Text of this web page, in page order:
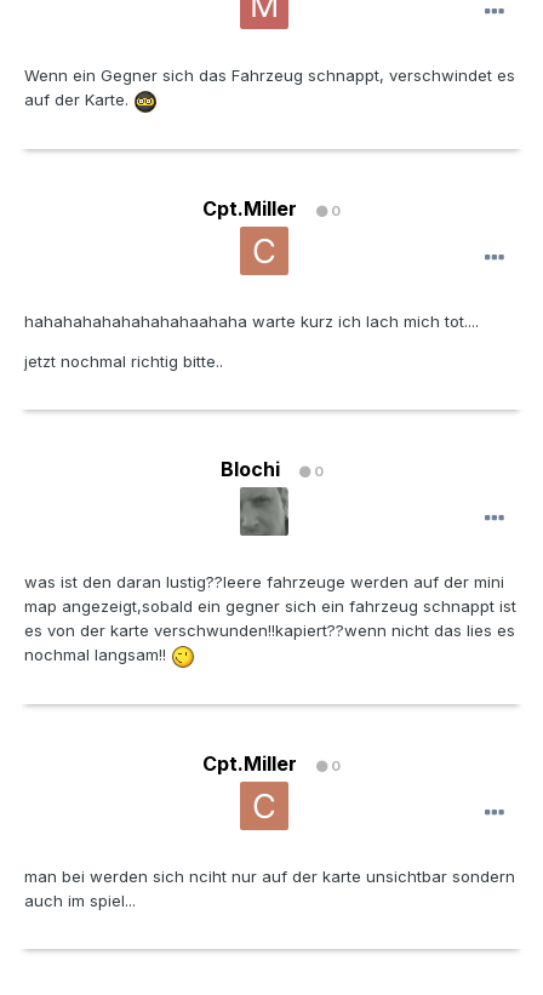
Wenn ein Gegner sich das Fahrzeug schnappt, verschwindet es
auf der Karte.
Cpt.Miller 0
hahahahahahahahahaahaha warte kurz ich lach mich tot....
jetzt nochmal richtig bitte..
Blochi 0
was ist den daran lustig??leere fahrzeuge werden auf der mini
map angezeigt,sobald ein gegner sich ein fahrzeug schnappt ist
es von der karte verschwunden!!kapiert??wenn nicht das lies es
nochmal langsam!!
Cpt.Miller 0
man bei werden sich nciht nur auf der karte unsichtbar sondern
auch im spiel...